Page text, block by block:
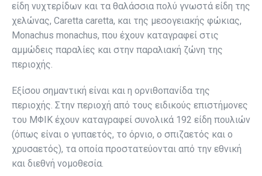
είδη νυχτερίδων και τα θαλάσσια πολύ γνωστά είδη της
χελώνας, Caretta caretta, και της μεσογειακής φώκιας,
Monachus monachus, που έχουν καταγραφεί στις
αμμώδεις παραλίες και στην παραλιακή ζώνη της
περιοχής.
Εξίσου σημαντική είναι και η ορνιθοπανίδα της
περιοχής. Στην περιοχή από τους ειδικούς επιστήμονες
του ΜΦΙΚ έχουν καταγραφεί συνολικά 192 είδη πουλιών
(όπως είναι ο γυπαετός, το όρνιο, ο σπιζαετός και ο
χρυσαετός), τα οποία προστατεύονται από την εθνική
και διεθνή νομοθεσία.